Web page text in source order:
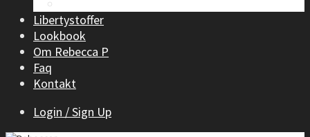
Libertystoffer
Lookbook
Om Rebecca P
Faq
Kontakt
Login / Sign Up